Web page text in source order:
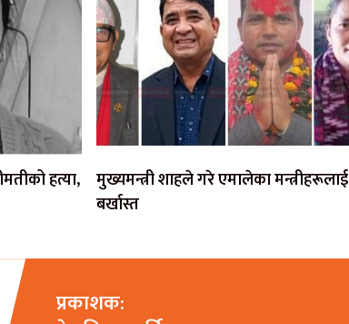
हत्या, मुख्यमन्त्री शाहले गरे एमालेका मन्त्रीहरूलाई
बर्खास्त
प्रकाशक: